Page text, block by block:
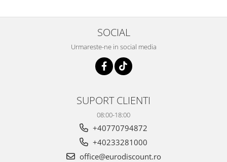
SOCIAL
Urmareste-ne in social media
SUPORT CLIENTI
08:00-18:00
+40770794872
+40233281000
office@eurodiscount.ro